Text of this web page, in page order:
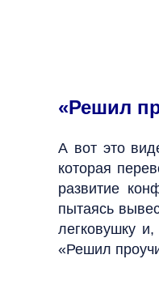
«Решил
А вот это
которая
развитие
пытаясь
легковушку
«Решил